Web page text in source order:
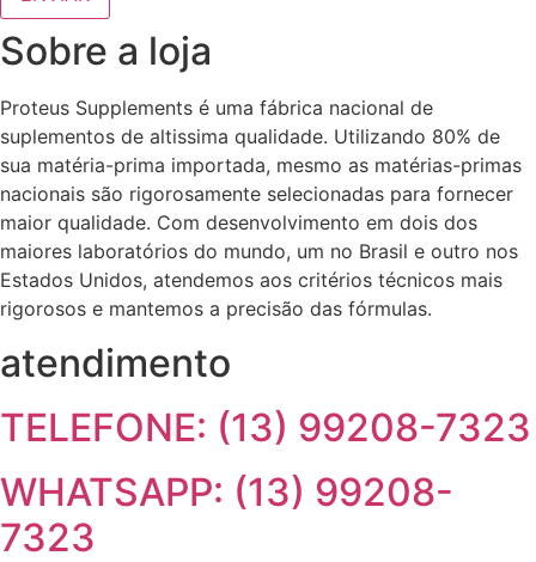
Sobre a loja
Proteus Supplements é uma fábrica nacional de
suplementos de altissima qualidade. Utilizando 80% de
sua matéria-prima importada, mesmo as matérias-primas
nacionais são rigorosamente selecionadas para fornecer
maior qualidade. Com desenvolvimento em dois dos
maiores laboratórios do mundo, um no Brasil e outro nos
Estados Unidos, atendemos aos critérios técnicos mais
rigorosos e mantemos a precisão das fórmulas.
atendimento
TELEFONE: (13) 99208-7323
WHATSAPP: (13) 99208-
7323